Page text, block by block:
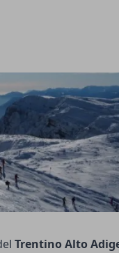
Trentino Alto